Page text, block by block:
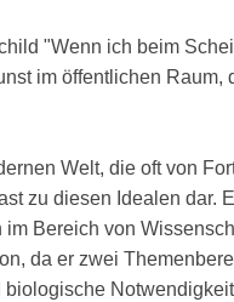
"Wenn ich beim
im öffentlichen
Welt, die oft von
zu diesen Idealen dar.
Bereich von
da er zwei
biologische